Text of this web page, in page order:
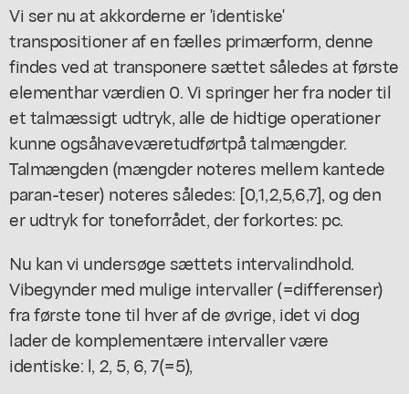
Vi ser nu at akkorderne er 'identiske'
transpositioner af en fælles primærform, denne
findes ved at transponere sættet således at første
elementhar værdien 0. Vi springer her fra noder til
et talmæssigt udtryk, alle de hidtige operationer
kunne ogsåhaveværetudførtpå talmængder.
Talmængden (mængder noteres mellem kantede
paran-teser) noteres således: [0,1,2,5,6,7], og den
er udtryk for toneforrådet, der forkortes: pc.
Nu kan vi undersøge sættets intervalindhold.
Vibegynder med mulige intervaller (=differenser)
fra første tone til hver af de øvrige, idet vi dog
lader de komplementære intervaller være
identiske: l, 2, 5, 6, 7(=5),